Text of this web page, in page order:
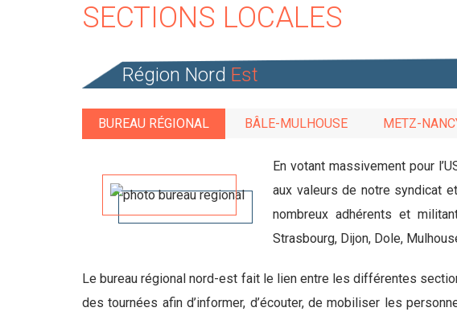
SECTIONS LOCALES
Région Nord Est
BUREAU RÉGIONAL BÂLE-MULHOUSE METZ-
En votant massivement pour
aux valeurs de notre syndicat
nombreux adhérents et
Strasbourg, Dijon, Dole,
Le bureau régional nord-est fait le lien entre les différentes
des tournées afin d’informer, d’écouter, de mobiliser les